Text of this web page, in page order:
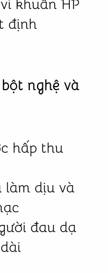
khuẩn HP
định
nghệ và
hấp thu
làm dịu và
đau dạ